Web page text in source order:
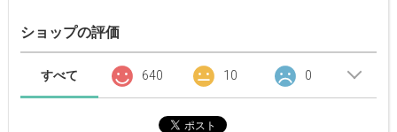
ショップの評価
すべて 640 10 0